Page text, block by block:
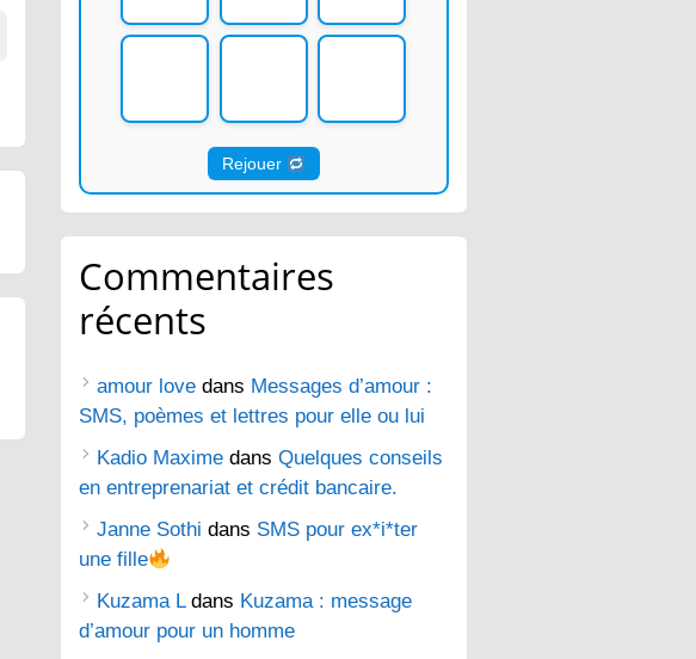
Rejouer
Commentaires
récents
amour love dans Messages d’amour :
SMS, poèmes et lettres pour elle ou lui
Kadio Maxime dans Quelques conseils
en entreprenariat et crédit bancaire.
Janne Sothi dans SMS pour ex*i*ter
une fille
Kuzama Ldans Kuzama : message
d’amour pour un homme